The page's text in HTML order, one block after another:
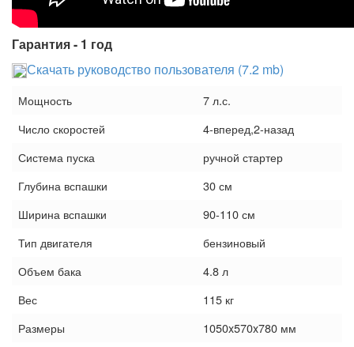
Гарантия - 1 год
Скачать руководство пользователя (7.2 mb)
Мощность
7 л.с.
Число скоростей
4-вперед,2-назад
Система пуска
ручной стартер
Глубина вспашки
30 см
Ширина вспашки
90-110 см
Тип двигателя
бензиновый
Объем бака
4.8 л
Вес
115 кг
Размеры
1050x570x780 мм